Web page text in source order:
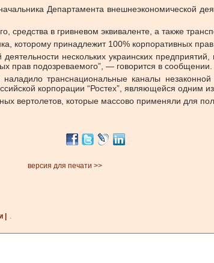
Департамента внешнеэкономической
в гривневом эквиваленте, а также
которому принадлежит 100% корпоративных
нескольких украинских
прав подозреваемого”, — говорится в сообщении.
транснациональные каналы незаконной
корпорации “Ростех”, являющейся одним
вертолетов, которые массово применяли для
версия для печати >>
|
.